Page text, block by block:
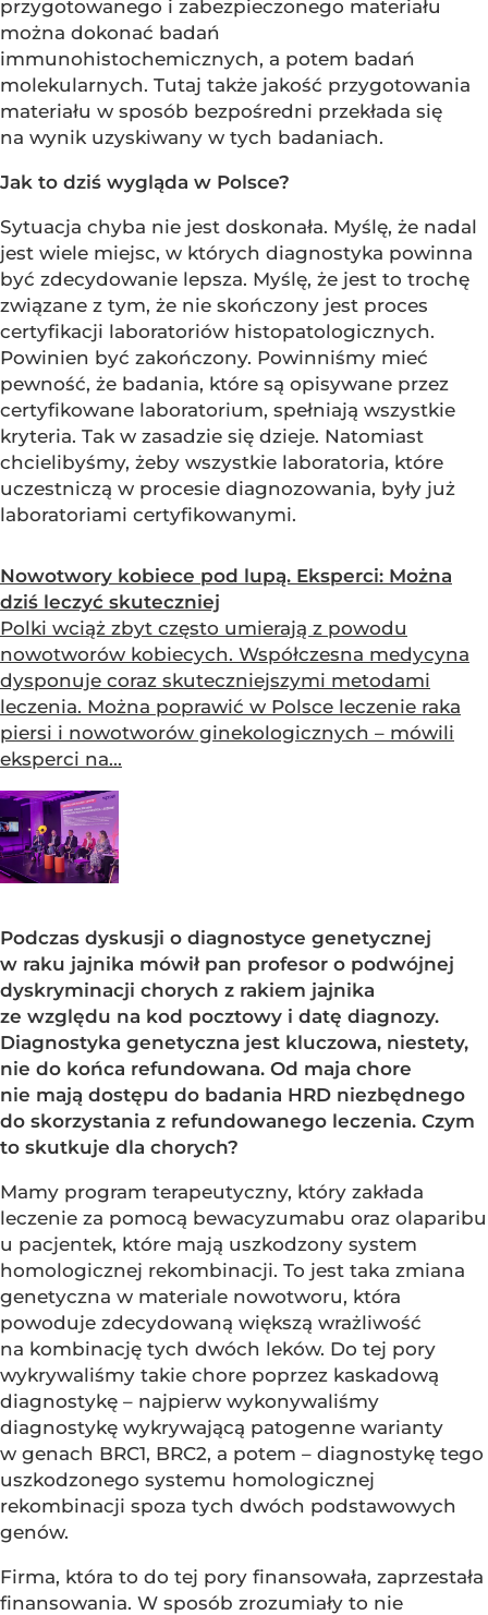
przygotowanego i zabezpieczonego materiału
można dokonać badań
immunohistochemicznych, a potem badań
molekularnych. Tutaj także jakość przygotowania
materiału w sposób bezpośredni przekłada się
na wynik uzyskiwany w tych badaniach.
Jak to dziś wygląda w Polsce?
Sytuacja chyba nie jest doskonała. Myślę, że nadal
jest wiele miejsc, w których diagnostyka powinna
być zdecydowanie lepsza. Myślę, że jest to trochę
związane z tym, że nie skończony jest proces
certyfikacji laboratoriów histopatologicznych.
Powinien być zakończony. Powinniśmy mieć
pewność, że badania, które są opisywane przez
certyfikowane laboratorium, spełniają wszystkie
kryteria. Tak w zasadzie się dzieje. Natomiast
chcielibyśmy, żeby wszystkie laboratoria, które
uczestniczą w procesie diagnozowania, były już
laboratoriami certyfikowanymi.
Nowotwory kobiece pod lupą. Eksperci: Można
dziś leczyć skuteczniej
Polki wciąż zbyt często umierają z powodu
nowotworów kobiecych. Współczesna medycyna
dysponuje coraz skuteczniejszymi metodami
leczenia. Można poprawić w Polsce leczenie raka
piersi i nowotworów ginekologicznych – mówili
eksperci na...
Podczas dyskusji o diagnostyce genetycznej
w raku jajnika mówił pan profesor o podwójnej
dyskryminacji chorych z rakiem jajnika
ze względu na kod pocztowy i datę diagnozy.
Diagnostyka genetyczna jest kluczowa, niestety,
nie do końca refundowana. Od maja chore
nie mają dostępu do badania HRD niezbędnego
do skorzystania z refundowanego leczenia. Czym
to skutkuje dla chorych?
Mamy program terapeutyczny, który zakłada
leczenie za pomocą bewacyzumabu oraz olaparibu
u pacjentek, które mają uszkodzony system
homologicznej rekombinacji. To jest taka zmiana
genetyczna w materiale nowotworu, która
powoduje zdecydowaną większą wrażliwość
na kombinację tych dwóch leków. Do tej pory
wykrywaliśmy takie chore poprzez kaskadową
diagnostykę – najpierw wykonywaliśmy
diagnostykę wykrywającą patogenne warianty
w genach BRC1, BRC2, a potem – diagnostykę tego
uszkodzonego systemu homologicznej
rekombinacji spoza tych dwóch podstawowych
genów.
Firma, która to do tej pory finansowała, zaprzestała
finansowania. W sposób zrozumiały to nie